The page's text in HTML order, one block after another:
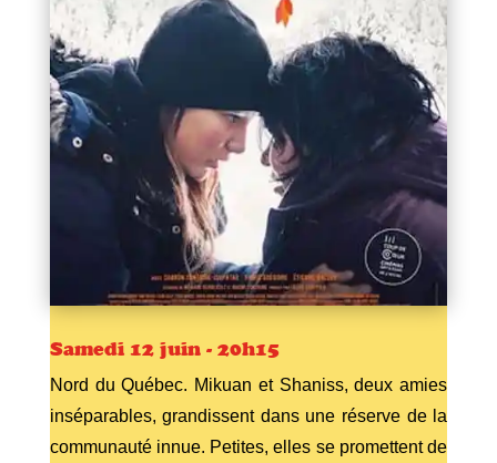
Samedi 12 juin - 20h15
Nord du Québec. Mikuan et Shaniss, deux amies
inséparables, grandissent dans une réserve de la
communauté innue. Petites, elles se promettent de